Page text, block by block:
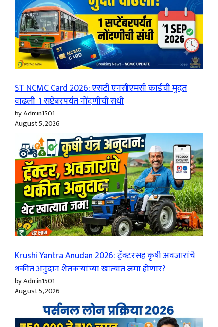
ST NCMC Card 2026: एसटी एनसीएमसी कार्डची मुदत
वाढली! 1 सप्टेंबरपर्यंत नोंदणीची संधी
by Admin1501
August 5, 2026
Krushi Yantra Anudan 2026: ट्रॅक्टरसह कृषी अवजारांचे
थकीत अनुदान शेतकऱ्यांच्या खात्यात जमा होणार?
by Admin1501
August 5, 2026